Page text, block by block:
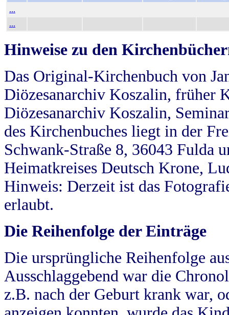
...
...
Hinweise zu den
Das Original-Kirchenbuch von
Diözesanarchiv Koszalin, früher
Diözesanarchiv Koszalin,
des Kirchenbuches liegt in der
Schwank-Straße 8, 36043 Fulda
Heimatkreises Deutsch Krone,
Hinweis: Derzeit ist das
erlaubt.
Die Reihenfolge der Einträge
Die ursprüngliche Reihenfolge
Ausschlaggebend war die
z.B. nach der Geburt krank war,